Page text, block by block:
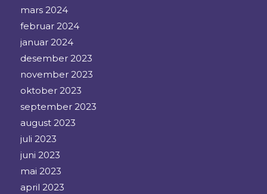
mars 2024
februar 2024
januar 2024
desember 2023
november 2023
oktober 2023
september 2023
august 2023
juli 2023
juni 2023
mai 2023
april 2023